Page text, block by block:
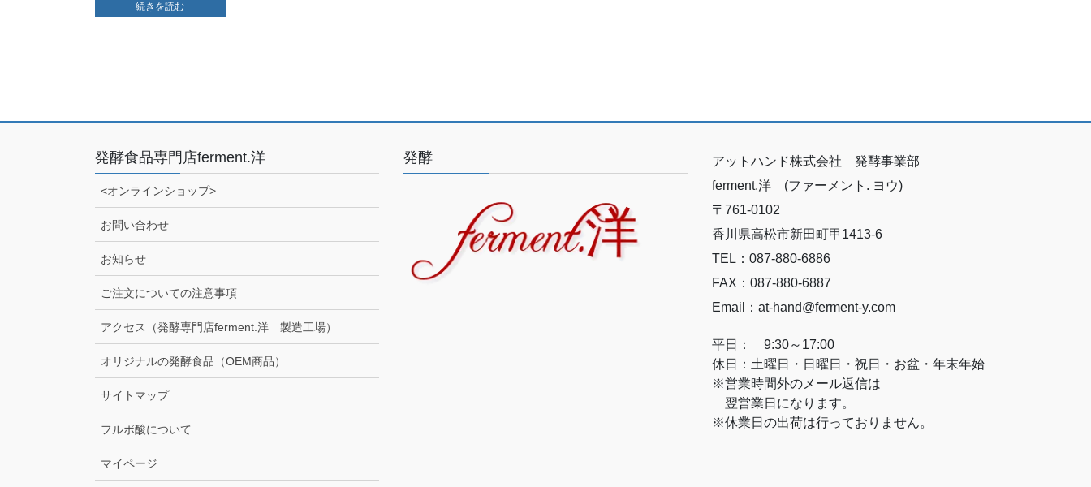
続きを読む
発酵食品専門店ferment.洋
<オンラインショップ>
お問い合わせ
お知らせ
ご注文についての注意事項
アクセス（発酵専門店ferment.洋 製造工場）
オリジナルの発酵食品（OEM商品）
サイトマップ
フルボ酸について
マイページ
発酵
アットハンド株式会社 発酵事業部
ferment.洋 (ファーメント. ヨウ)
〒761-0102
香川県高松市新田町甲1413-6
TEL：087-880-6886
FAX：087-880-6887
Email：at-hand@ferment-y.com
平日： 9:30～17:00
休日：土曜日・日曜日・祝日・お盆・年末年始
※営業時間外のメール返信は
翌営業日になります。
※休業日の出荷は行っておりません。